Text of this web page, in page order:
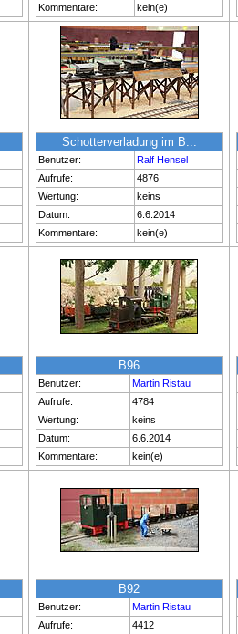
Kommentare:
kein(e)
Schotterverladung im B...
Benutzer:
Ralf Hensel
Aufrufe:
4876
Wertung:
keins
Datum:
6.6.2014
Kommentare:
kein(e)
B96
Benutzer:
Martin Ristau
Aufrufe:
4784
Wertung:
keins
Datum:
6.6.2014
Kommentare:
kein(e)
B92
Benutzer:
Martin Ristau
Aufrufe:
4412